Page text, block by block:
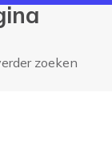
zoeken